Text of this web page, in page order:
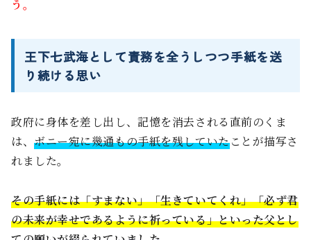
う。
王下七武海として責務を全うしつつ手紙を送
り続ける思い
政府に身体を差し出し、記憶を消去される直前のくま
は、ボニー宛に幾通もの手紙を残していたことが描写さ
れました。
その手紙には「すまない」「生きていてくれ」「必ず君
の未来が幸せであるように祈っている」といった父とし